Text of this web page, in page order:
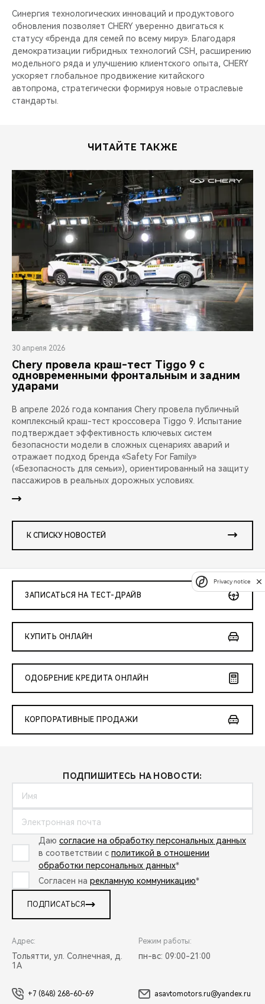
Синергия технологических инноваций и продуктового
обновления позволяет CHERY уверенно двигаться к
статусу «бренда для семей по всему миру». Благодаря
демократизации гибридных технологий CSH, расширению
модельного ряда и улучшению клиентского опыта, CHERY
ускоряет глобальное продвижение китайского
автопрома, стратегически формируя новые отраслевые
стандарты.
ЧИТАЙТЕ ТАКЖЕ
30 апреля 2026
Chery провела краш-тест Tiggo 9 с
одновременными фронтальным и задним
ударами
В апреле 2026 года компания Chery провела публичный
комплексный краш-тест кроссовера Tiggo 9. Испытание
подтверждает эффективность ключевых систем
безопасности модели в сложных сценариях аварий и
отражает подход бренда «Safety For Family»
(«Безопасность для семьи»), ориентированный на защиту
пассажиров в реальных дорожных условиях.
К СПИСКУ НОВОСТЕЙ
ЗАПИСАТЬСЯ НА ТЕСТ-ДРАЙВ
КУПИТЬ ОНЛАЙН
ОДОБРЕНИЕ КРЕДИТА ОНЛАЙН
КОРПОРАТИВНЫЕ ПРОДАЖИ
ПОДПИШИТЕСЬ НА НОВОСТИ:
Даю согласие на обработку персональных данных
в соответствии с политикой в отношении
обработки персональных данных*
Согласен на рекламную коммуникацию*
ПОДПИСАТЬСЯ
Адрес:
Тольятти, ул. Солнечная, д.
1А
Режим работы:
пн-вс: 09:00-21:00
+7 (848) 268-60-69 asavtomotors.ru@yandex.ru
Privacy notice